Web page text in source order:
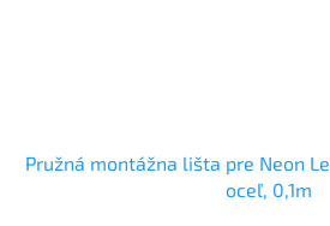
Pružná montážna lišta pre Neon
oceľ, 0,1m